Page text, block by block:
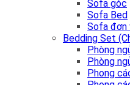
Sofa góc
Sofa Bed
Sofa đơn
Bedding Set
Phòng
Phòng
Phong